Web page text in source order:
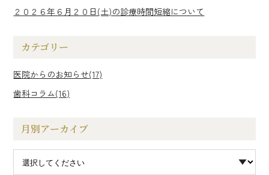
２０２６年６月２０日(土)の診療時間短縮について
カテゴリー
医院からのお知らせ(17)
歯科コラム(16)
月別アーカイブ